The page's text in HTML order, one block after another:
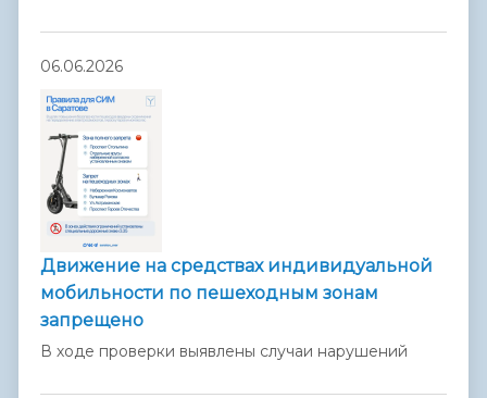
06.06.2026
Движение на средствах индивидуальной
мобильности по пешеходным зонам
запрещено
В ходе проверки выявлены случаи нарушений